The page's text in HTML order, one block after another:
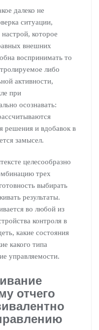
далеко не
ситуации,
которое
внешних
воспринимать то
либо
активности,
при
осознавать:
решения и вдобавок в
замысел.
целесообразно
трех
выбирать
результаты.
во любой из
контроля в
какие состояния
какого типа
управляемости.
отчего